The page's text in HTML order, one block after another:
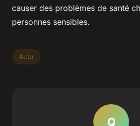
causer des problèmes de santé
personnes sensibles.
Actu
Q